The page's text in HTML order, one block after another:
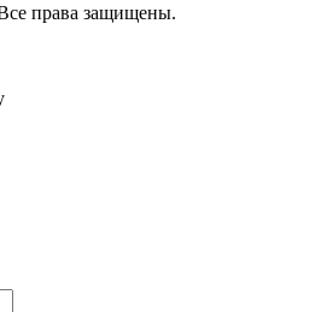
права защищены.